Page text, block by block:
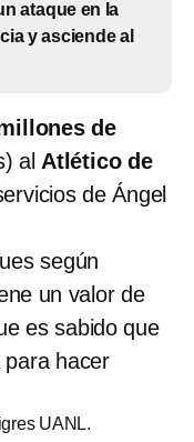
ataque en la
y asciende al
de
al Atlético de
de Ángel
según
un valor de
es sabido que
para hacer
UANL.